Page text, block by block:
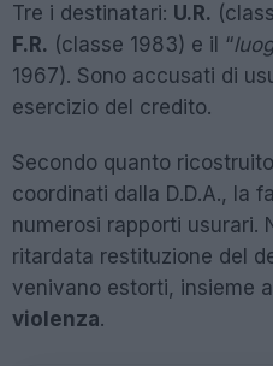
Tre i destinatari: U.R.
F.R. (classe 1983) e il “
1967). Sono accusati di
esercizio del credito.
Secondo quanto
coordinati dalla D.D.A., la
numerosi rapporti usurari.
ritardata restituzione del
venivano estorti, insieme
violenza.